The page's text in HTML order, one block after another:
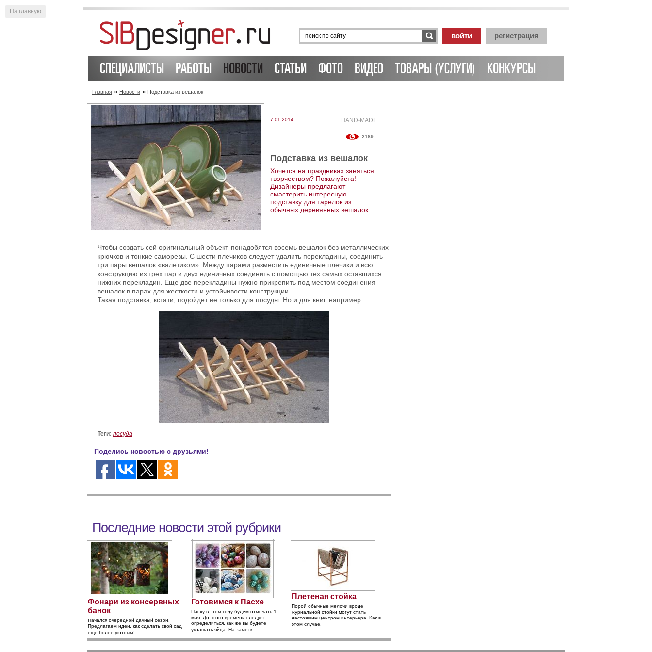
войти регистрация
СПЕЦИАЛИСТЫ РАБОТЫ НОВОСТИ СТАТЬИ ФОТО ВИДЕО ТОВАРЫ (УСЛУГИ) КОНКУРСЫ
Главная » Новости » Подставка из вешалок
7.01.2014 HAND-MADE
2189
Подставка из вешалок
Хочется на праздниках заняться
творчеством? Пожалуйста!
Дизайнеры предлагают
смастерить интересную
подставку для тарелок из
обычных деревянных вешалок.
Чтобы создать сей оригинальный объект, понадобятся восемь вешалок без металлических
крючков и тонкие саморезы. С шести плечиков следует удалить перекладины, соединить
три пары вешалок «валетиком». Между парами разместить единичные плечики и всю
конструкцию из трех пар и двух единичных соединить с помощью тех самых оставшихся
нижних перекладин. Еще две перекладины нужно прикрепить под местом соединения
вешалок в парах для жесткости и устойчивости конструкции.
Такая подставка, кстати, подойдет не только для посуды. Но и для книг, например.
Теги: посуда
Поделись новостью с друзьями!
Последние новости этой рубрики
Фонари из консервных
банок
Начался очередной дачный сезон.
Предлагаем идеи, как сделать свой сад
еще более уютным!
Готовимся к Пасхе
Пасху в этом году будем отмечать 1
мая. До этого времени следует
определиться, как же вы будете
украшать яйца. На заметк
Плетеная стойка
Порой обычные мелочи вроде
журнальной стойки могут стать
настоящим центром интерьера. Как в
этом случае.
На главную